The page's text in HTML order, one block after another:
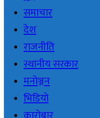
समाचार
देश
राजनीति
स्थानीय सरकार
मनोञ्जन
भिडियो